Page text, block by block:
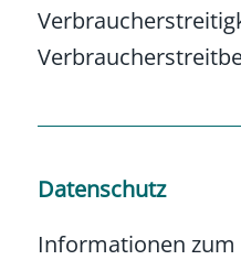
Datenschutz
Informationen